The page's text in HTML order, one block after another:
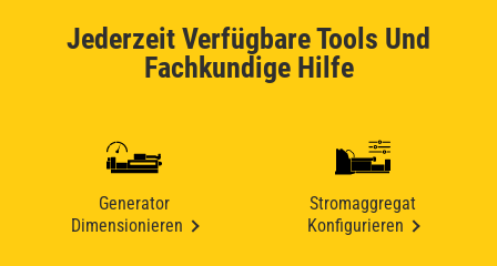
Jederzeit Verfügbare Tools Und
Fachkundige Hilfe
Generator
Dimensionieren
Stromaggregat
Konfigurieren